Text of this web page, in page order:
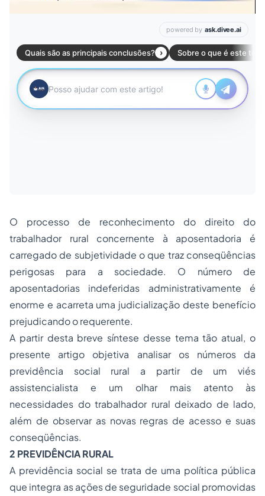
O processo de reconhecimento do direito do
trabalhador rural concernente à aposentadoria é
carregado de subjetividade o que traz conseqüências
perigosas para a sociedade. O número de
aposentadorias indeferidas administrativamente é
enorme e acarreta uma judicialização deste benefício
prejudicando o requerente.
A partir desta breve síntese desse tema tão atual, o
presente artigo objetiva analisar os números da
previdência social rural a partir de um viés
assistencialista e um olhar mais atento às
necessidades do trabalhador rural deixado de lado,
além de observar as novas regras de acesso e suas
conseqüências.
2 PREVIDÊNCIA RURAL
A previdência social se trata de uma política pública
que integra as ações de seguridade social promovidas